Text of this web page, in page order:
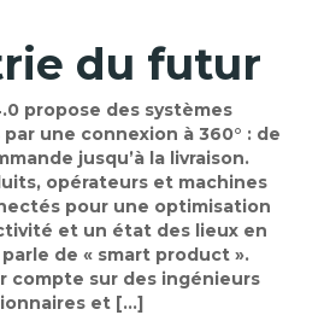
du futur
propose des systèmes
une connexion à 360° : de
jusqu’à la livraison.
opérateurs et machines
pour une optimisation
et un état des lieux en
de « smart product ».
compte sur des ingénieurs
et […]